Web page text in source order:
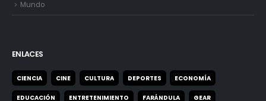
Mundo
ENLACES
CIENCIA CINE CULTURA DEPORTES ECONOMÍA